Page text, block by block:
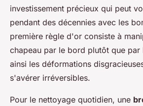
investissement précieux qui peut
pendant des décennies avec les
première règle d'or consiste à
chapeau par le bord plutôt que
ainsi les déformations
s'avérer irréversibles.
Pour le nettoyage quotidien, une